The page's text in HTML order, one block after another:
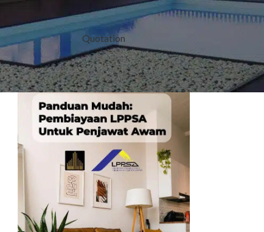
Quotation